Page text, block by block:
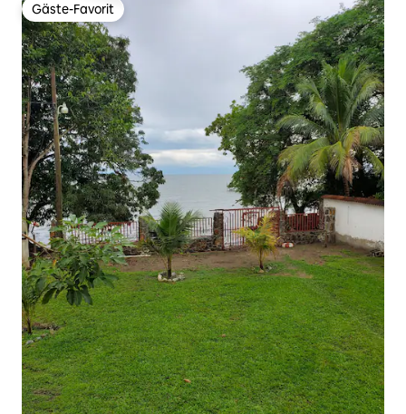
Gäste-Favorit
Gäste-Favorit